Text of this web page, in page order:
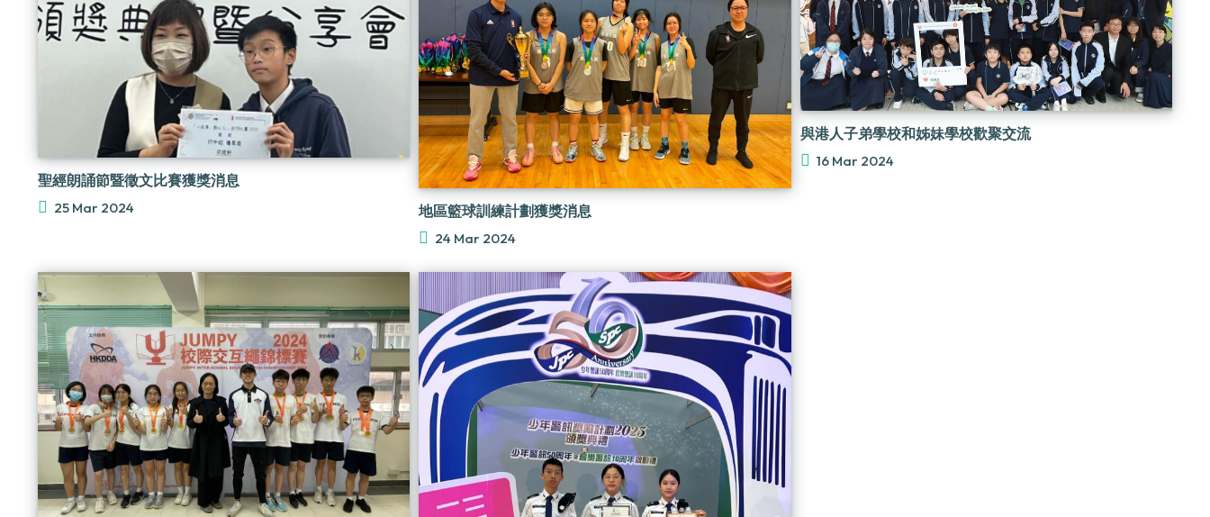
聖經朗誦節暨徵文比賽獲獎消息
25 Mar 2024 地區籃球訓練計劃獲獎消息
24 Mar 2024
與港人子弟學校和姊妹學校歡聚交流
16 Mar 2024